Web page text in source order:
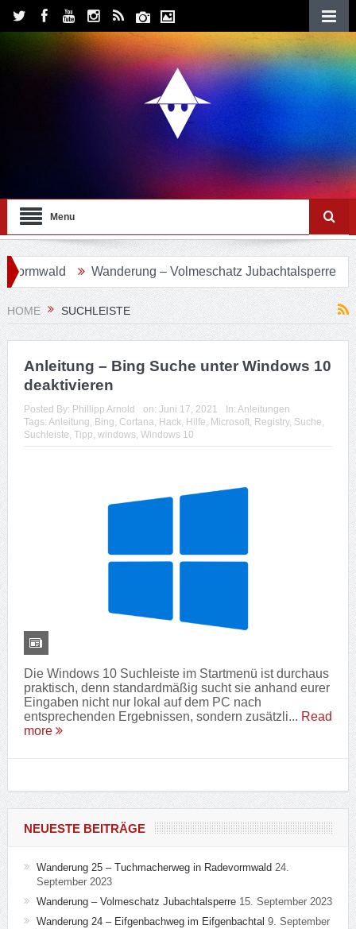
Menu
Wanderung – Volmeschatz Jubachtalsperre
HOME SUCHLEISTE
Anleitung – Bing Suche unter Windows 10
deaktivieren
Posted By: Phillipp Arnold on: Juni 17, 2021 In: Anleitungen
Tags: Anleitung Bing Cortana Hack, Hilfe Microsoft, Registry, Suche
Suchleiste Tipp windows, Windows 10
Die Windows 10 Suchleiste im Startmenü ist durchaus
praktisch, denn standardmäßig sucht sie anhand eurer
Eingaben nicht nur lokal auf dem PC nach
entsprechenden Ergebnissen, sondern zusätzli... Read
more
NEUESTE BEITRÄGE
Wanderung 25 – Tuchmacherweg in Radevormwald 24.
September 2023
Wanderung – Volmeschatz Jubachtalsperre 15. September 2023
Wanderung 24 – Eifgenbachweg im Eifgenbachtal 9. September